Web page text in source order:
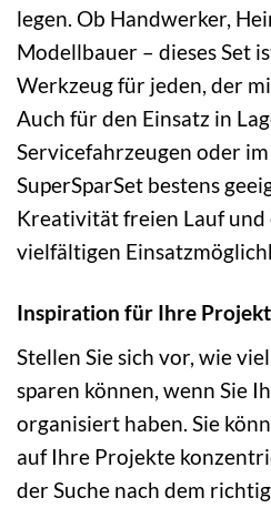
legen. Ob Handwerker,
Modellbauer – dieses Set
Werkzeug für jeden, der
Auch für den Einsatz in
Servicefahrzeugen oder
SuperSparSet bestens
Kreativität freien Lauf und
vielfältigen
Inspiration für Ihre
Stellen Sie sich vor, wie
sparen können, wenn Sie
organisiert haben. Sie
auf Ihre Projekte
der Suche nach dem